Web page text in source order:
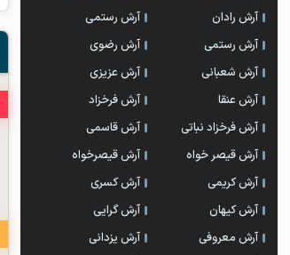
آرش رادان
آرش رستمى
آرش رستمی
آرش رضوی
آرش شعبانی
آرش عزیزی
آرش عنقا
آرش فرخزاد
آرش فرخزاد نباتی
آرش قاسمی
آرش قیصر خواه
آرش قیصرخواه
آرش کریمی
آرش کسری
آرش کیهان
آرش گرایی
آرش معروفی
آرش یزدانی